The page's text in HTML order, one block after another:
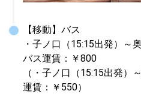
【移動】バス
・子ノ口（15:15出発）～
バス運賃：￥800
（・子ノ口（15:15出発）
運賃：￥550）